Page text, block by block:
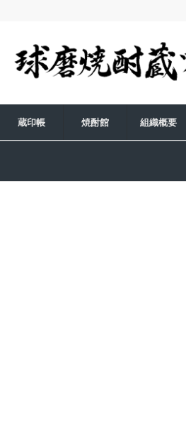
蔵印帳 焼酎館 組織概要